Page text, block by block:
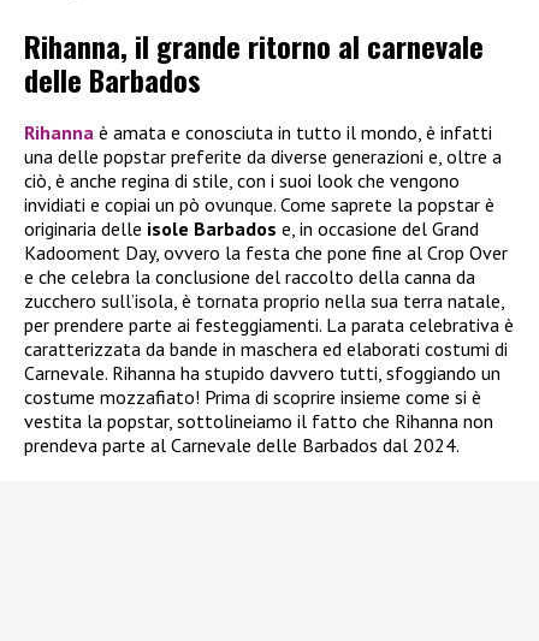
Rihanna, il grande ritorno al carnevale
delle Barbados
Rihanna è amata e conosciuta in tutto il mondo, è infatti
una delle popstar preferite da diverse generazioni e, oltre a
ciò, è anche regina di stile, con i suoi look che vengono
invidiati e copiai un pò ovunque. Come saprete la popstar è
originaria delle isole Barbados e, in occasione del Grand
Kadooment Day, ovvero la festa che pone fine al Crop Over
e che celebra la conclusione del raccolto della canna da
zucchero sull’isola, è tornata proprio nella sua terra natale,
per prendere parte ai festeggiamenti. La parata celebrativa è
caratterizzata da bande in maschera ed elaborati costumi di
Carnevale. Rihanna ha stupido davvero tutti, sfoggiando un
costume mozzafiato! Prima di scoprire insieme come si è
vestita la popstar, sottolineiamo il fatto che Rihanna non
prendeva parte al Carnevale delle Barbados dal 2024.